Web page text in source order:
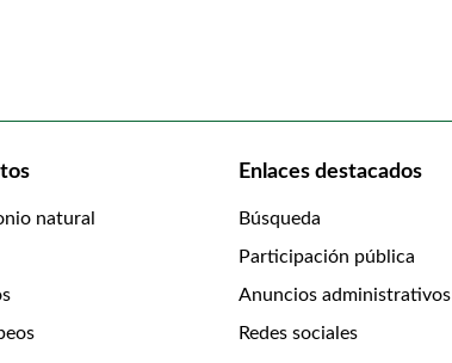
natural
Enlaces destacados
Búsqueda
Participación pública
Anuncios administrativos
Redes sociales